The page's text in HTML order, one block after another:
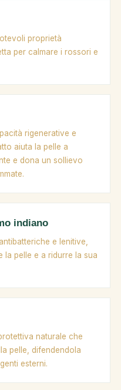
proprietà
per calmare i rossori e
rigenerative e
aiuta la pelle a
e dona un sollievo
indiano
e lenitive,
la pelle e a ridurre la sua
naturale che
pelle, difendendola
esterni.